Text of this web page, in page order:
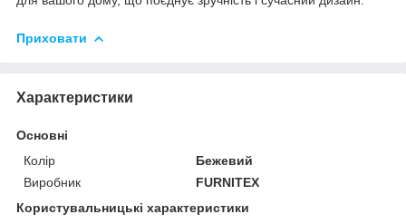
Приховати
Характеристики
Основні
Колір
Бежевий
Виробник
FURNITEX
Користувальницькі характеристики